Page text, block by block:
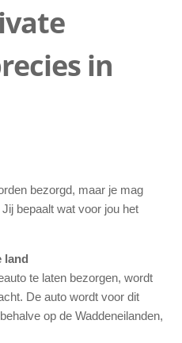
private leaseauto precies
worden afgeleverd?
in
bezorgd, maar je mag
bepaalt wat voor jou het
land
te laten bezorgen, wordt
De auto wordt voor dit
op de Waddeneilanden,